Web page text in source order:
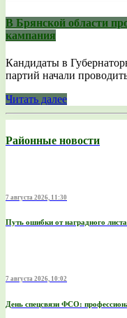
В Брянской области
кампания
Кандидаты в
партий начали
Читать далее
Районные новости
7 августа 2026, 11:30
Путь ошибки от наградного
7 августа 2026, 10:02
День спецсвязи ФСО: